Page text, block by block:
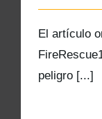
El artículo
peligro [...]